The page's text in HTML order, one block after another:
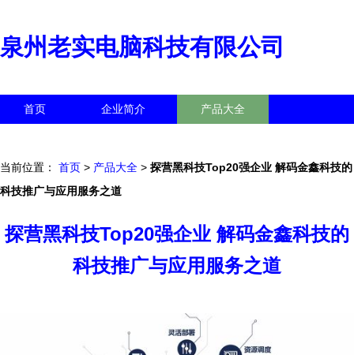
泉州老实电脑科技有限公司
首页 企业简介 产品大全
当前位置： 首页 > 产品大全 > 探营黑科技Top20强企业 解码金鑫科技的
科技推广与应用服务之道
探营黑科技Top20强企业 解码金鑫科技的
科技推广与应用服务之道